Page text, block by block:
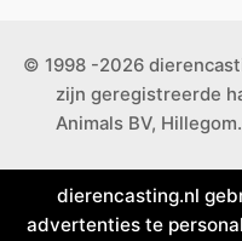
© 1998 -2026
zijn geregistreerde
Animals BV,
dierencasting.nl
advertenties te